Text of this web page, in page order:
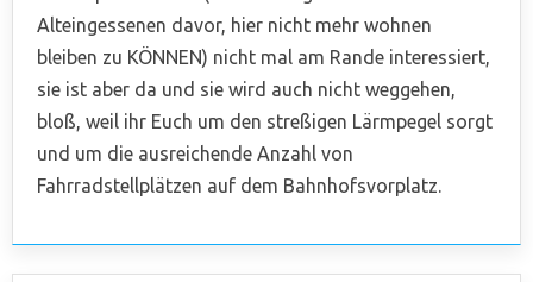
Alteingessenen davor, hier nicht mehr wohnen
bleiben zu KÖNNEN) nicht mal am Rande interessiert,
sie ist aber da und sie wird auch nicht weggehen,
bloß, weil ihr Euch um den streßigen Lärmpegel sorgt
und um die ausreichende Anzahl von
Fahrradstellplätzen auf dem Bahnhofsvorplatz.